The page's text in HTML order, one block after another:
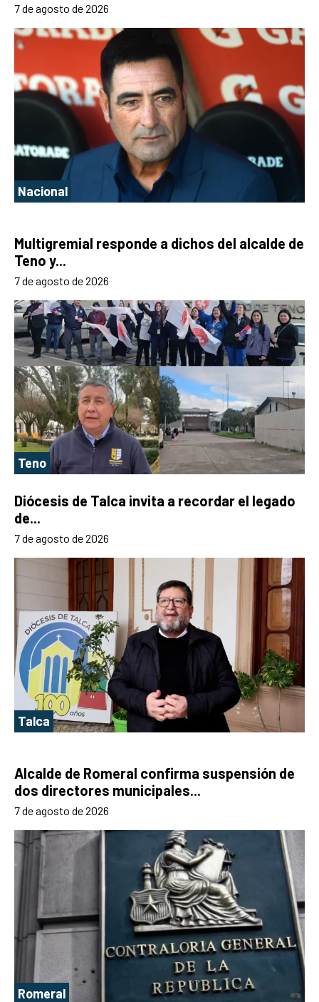
7 de agosto de 2026
Nacional
Multigremial responde a dichos del alcalde de
Teno y...
7 de agosto de 2026
Teno
Diócesis de Talca invita a recordar el legado
de...
7 de agosto de 2026
Talca
Alcalde de Romeral confirma suspensión de
dos directores municipales...
7 de agosto de 2026
Romeral